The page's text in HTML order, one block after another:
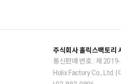
주식회사 홀릭스팩토리
통신판매 번호 : 제
Holix Factory Co., Ltd. |